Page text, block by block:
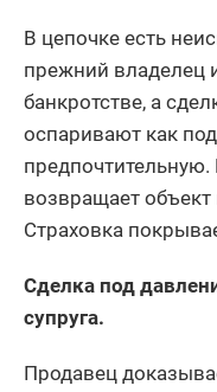
В цепочке есть
прежний владелец
банкротстве, а
оспаривают как
предпочтительную.
возвращает
Страховка
Сделка под
супруга.
Продавец